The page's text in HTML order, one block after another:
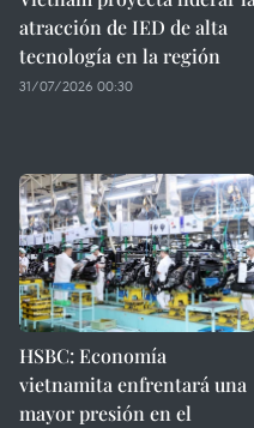
atracción de IED de alta
tecnología en la región
31/07/2026 00:30
HSBC: Economía
vietnamita enfrentará una
mayor presión en el